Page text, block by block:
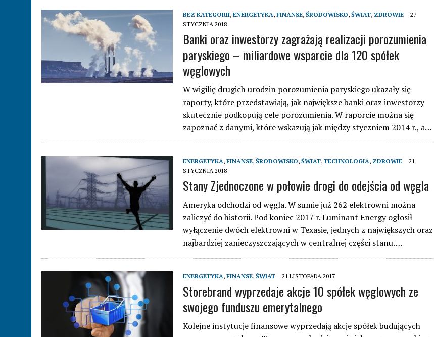
BEZ KATEGORII, ENERGETYKA, FINANSE, ŚRODOWISKO, ŚWIAT, ZDROWIE
27
STYCZNIA 2018
Banki oraz inwestorzy zagrażają realizacji porozumienia
paryskiego – miliardowe wsparcie dla 120 spółek
węglowych
W wigilię drugich urodzin porozumienia paryskiego ukazały się
raporty, które przedstawiają, jak największe banki oraz inwestorzy
skutecznie podkopują cele porozumienia. W raporcie można się
zapoznać z danymi, które wskazują jak między styczniem 2014 r., a…
ENERGETYKA, FINANSE, ŚRODOWISKO, ŚWIAT, TECHNOLOGIA, ZDROWIE
21
STYCZNIA 2018
Stany Zjednoczone w połowie drogi do odejścia od węgla
Ameryka odchodzi od węgla. W sumie już 262 elektrowni można
zaliczyć do historii. Pod koniec 2017 r. Luminant Energy ogłosił
wyłączenie dwóch elektrowni w Texasie, jednych z największych oraz
najbardziej zanieczyszczających w centralnej części stanu….
ENERGETYKA, FINANSE, ŚWIAT 21 LISTOPADA 2017
Storebrand wyprzedaje akcje 10 spółek węglowych ze
swojego funduszu emerytalnego
Kolejne instytucje finansowe wyprzedają akcje spółek budujących